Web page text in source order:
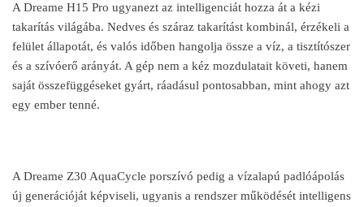
A Dreame H15 Pro ugyanezt az intelligenciát hozza át a kézi
takarítás világába. Nedves és száraz takarítást kombinál, érzékeli a
felület állapotát, és valós időben hangolja össze a víz, a tisztítószer
és a szívóerő arányát. A gép nem a kéz mozdulatait követi, hanem
saját összefüggéseket gyárt, ráadásul pontosabban, mint ahogy azt
egy ember tenné.
A Dreame Z30 AquaCycle porszívó pedig a vízalapú padlóápolás
új generációját képviseli, ugyanis a rendszer működését intelligens